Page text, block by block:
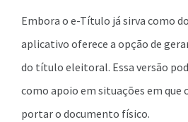
Embora o e-Título já sirva como
aplicativo oferece a opção de
do título eleitoral. Essa versão
como apoio em situações em que
portar o documento físico.